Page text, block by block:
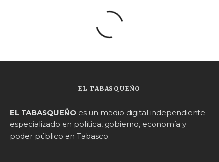
EL TABASQUEÑO
EL TABASQUEÑO es un medio digital independiente
especializado en política, gobierno, economía y
poder público en Tabasco.